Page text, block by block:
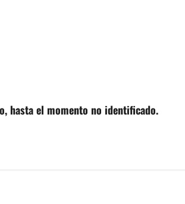
hasta el momento no identificado.